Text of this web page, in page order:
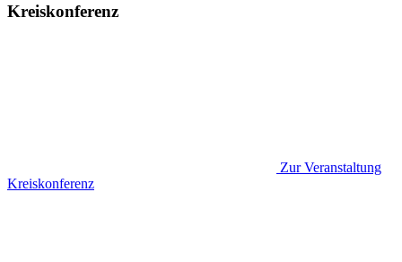
Kreiskonferenz
Zur Veranstaltung
Kreiskonferenz